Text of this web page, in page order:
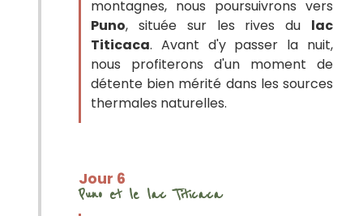
montagnes, nous poursuivrons vers
Puno, située sur les rives du lac
Titicaca. Avant d'y passer la nuit,
nous profiterons d'un moment de
détente bien mérité dans les sources
thermales naturelles.
Jour 6
Puno et le lac Titicaca